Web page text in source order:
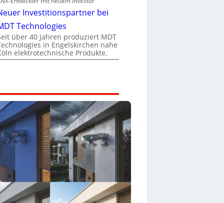
Investitionspartner bei
Technologies
über 40 Jahren produziert MDT
in Engelskirchen nahe
elektrotechnische Produkte.